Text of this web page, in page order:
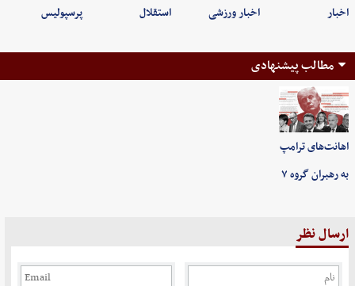
اخبار اخبار ورزشی استقلال پرسپولیس
مطالب پیشنهادی
اهانت‌های ترامپ
به رهبران گروه ۷
ارسال نظر